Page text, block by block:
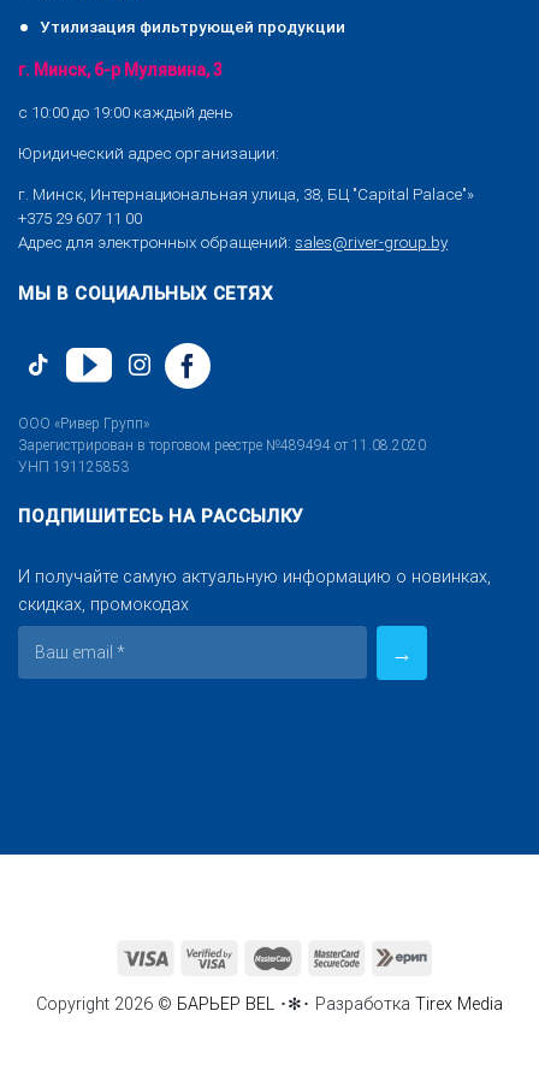
Утилизация фильтрующей продукции
г. Минск, б-р Мулявина, 3
с 10:00 до 19:00 каждый день
Юридический адрес организации:
г. Минск, Интернациональная улица, 38, БЦ "Capital Palace"»
+375 29 607 11 00
Адрес для электронных обращений: sales@river-group.by
МЫ В СОЦИАЛЬНЫХ СЕТЯХ
ООО «Ривер Групп»
Зарегистрирован в торговом реестре №489494 от 11.08.2020
УНП 191125853
ПОДПИШИТЕСЬ НА РАССЫЛКУ
И получайте самую актуальную информацию о новинках,
скидках, промокодах
Copyright 2026 © БАРЬЕР BEL ･✻･ Разработка Tirex Media